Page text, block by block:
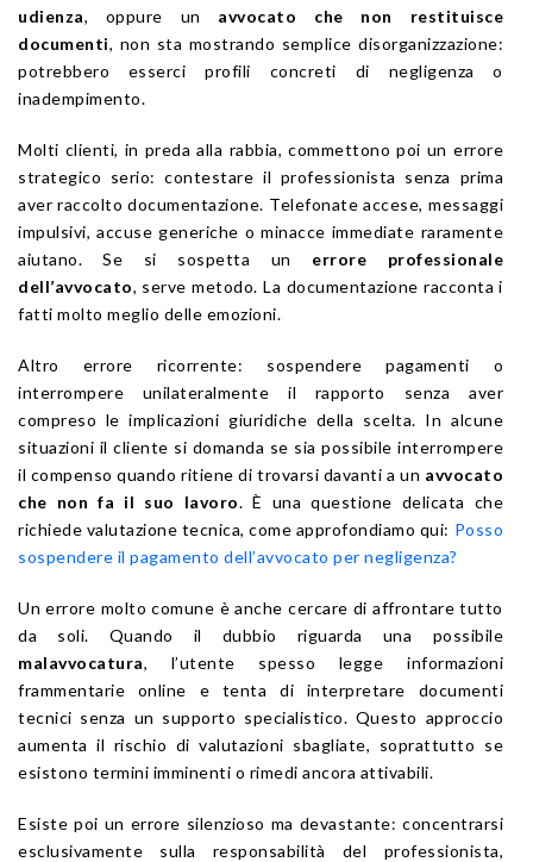
udienza, oppure un avvocato che non restituisce
documenti, non sta mostrando semplice disorganizzazione:
potrebbero esserci profili concreti di negligenza o
inadempimento.
Molti clienti, in preda alla rabbia, commettono poi un errore
strategico serio: contestare il professionista senza prima
aver raccolto documentazione. Telefonate accese, messaggi
impulsivi, accuse generiche o minacce immediate raramente
aiutano. Se si sospetta un errore professionale
dell’avvocato, serve metodo. La documentazione racconta i
fatti molto meglio delle emozioni.
Altro errore ricorrente: sospendere pagamenti o
interrompere unilateralmente il rapporto senza aver
compreso le implicazioni giuridiche della scelta. In alcune
situazioni il cliente si domanda se sia possibile interrompere
il compenso quando ritiene di trovarsi davanti a un avvocato
che non fa il suo lavoro. È una questione delicata che
richiede valutazione tecnica, come approfondiamo qui: Posso
sospendere il pagamento dell’avvocato per negligenza?
Un errore molto comune è anche cercare di affrontare tutto
da soli. Quando il dubbio riguarda una possibile
malavvocatura, l’utente spesso legge informazioni
frammentarie online e tenta di interpretare documenti
tecnici senza un supporto specialistico. Questo approccio
aumenta il rischio di valutazioni sbagliate, soprattutto se
esistono termini imminenti o rimedi ancora attivabili.
Esiste poi un errore silenzioso ma devastante: concentrarsi
esclusivamente sulla responsabilità del professionista,